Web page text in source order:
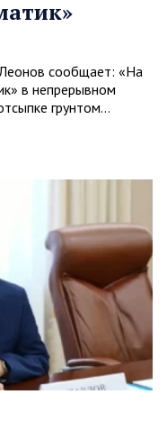
Леонов сообщает: «На
в непрерывном
грунтом…